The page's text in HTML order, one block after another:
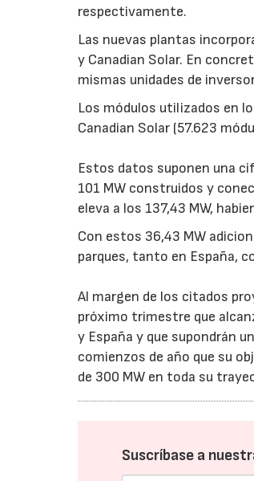
respectivamente.
Las nuevas plantas
y Canadian Solar. En
mismas unidades de
Los módulos utilizados en
Canadian Solar (57.623
Estos datos suponen una
101 MW construidos y
eleva a los 137,43 MW,
Con estos 36,43 MW
parques, tanto en España,
Al margen de los citados
próximo trimestre que
y España y que supondrán
comienzos de año que su
de 300 MW en toda su
Suscríbase a